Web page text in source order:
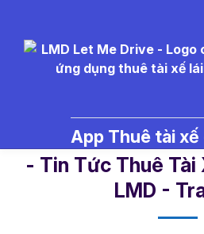
App Thuê tài xế
- Tin Tức Thuê Tài
LMD -